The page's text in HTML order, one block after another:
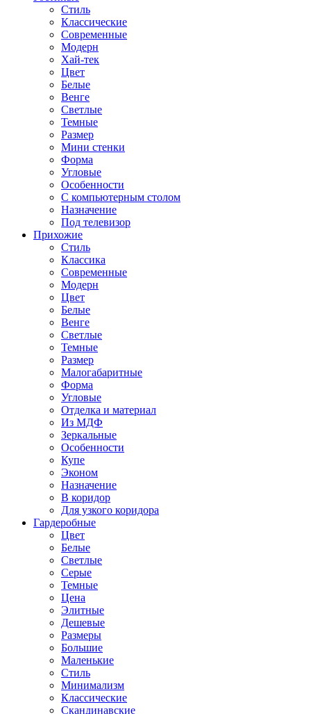
Стиль
Классические
Современные
Модерн
Хай-тек
Цвет
Белые
Венге
Светлые
Темные
Размер
Мини стенки
Форма
Угловые
Особенности
С компьютерным столом
Назначение
Под телевизор
Прихожие
Стиль
Классика
Современные
Модерн
Цвет
Белые
Венге
Светлые
Темные
Размер
Малогабаритные
Форма
Угловые
Отделка и материал
Из МДФ
Зеркальные
Особенности
Купе
Эконом
Назначение
В коридор
Для узкого коридора
Гардеробные
Цвет
Белые
Светлые
Серые
Темные
Цена
Элитные
Дешевые
Размеры
Большие
Маленькие
Стиль
Минимализм
Классические
Скандинавские